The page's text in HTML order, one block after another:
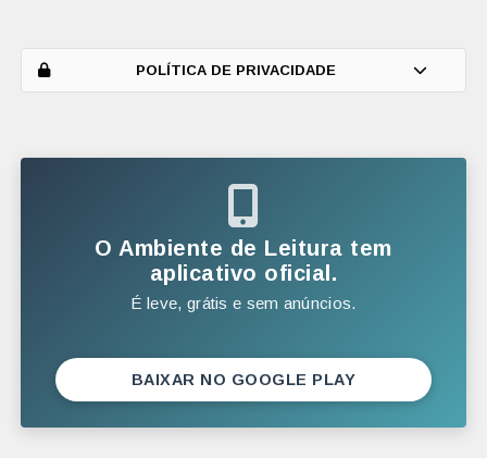
AGOSTO
POLÍTICA DE PRIVACIDADE
O Ambiente de Leitura tem
aplicativo oficial.
É leve, grátis e sem anúncios.
BAIXAR NO GOOGLE PLAY